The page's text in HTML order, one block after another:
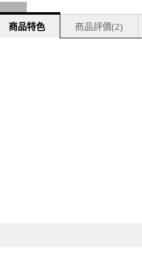
商品特色 商品評價(2)